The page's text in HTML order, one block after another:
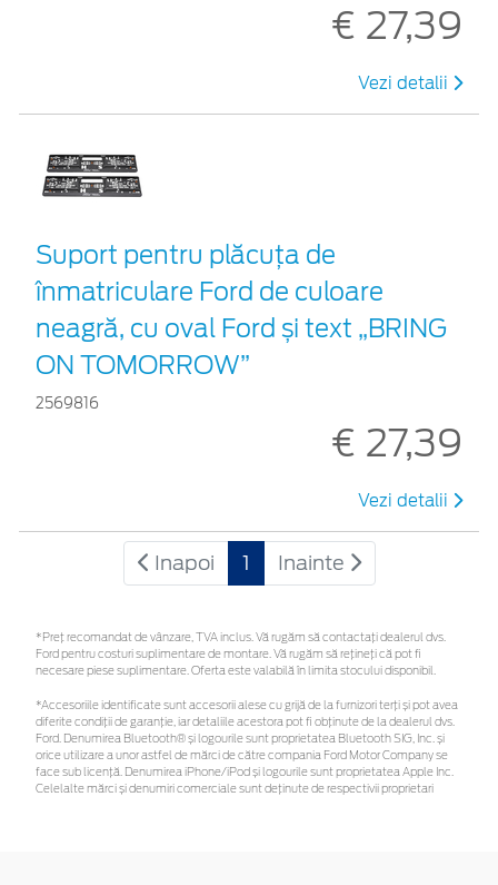
€ 27,39
Vezi detalii
Suport pentru plăcuța de
înmatriculare Ford de culoare
neagră, cu oval Ford și text „BRING
ON TOMORROW”
2569816
€ 27,39
Vezi detalii
Inapoi 1 Inainte
*Preţ recomandat de vânzare, TVA inclus. Vă rugăm să contactaţi dealerul dvs.
Ford pentru costuri suplimentare de montare. Vă rugăm să rețineți că pot fi
necesare piese suplimentare. Oferta este valabilă în limita stocului disponibil.
*Accesoriile identificate sunt accesorii alese cu grijă de la furnizori terți și pot avea
diferite condiții de garanție, iar detaliile acestora pot fi obținute de la dealerul dvs.
Ford. Denumirea Bluetooth® și logourile sunt proprietatea Bluetooth SIG, Inc. și
orice utilizare a unor astfel de mărci de către compania Ford Motor Company se
face sub licență. Denumirea iPhone/iPod și logourile sunt proprietatea Apple Inc.
Celelalte mărci și denumiri comerciale sunt deținute de respectivii proprietari